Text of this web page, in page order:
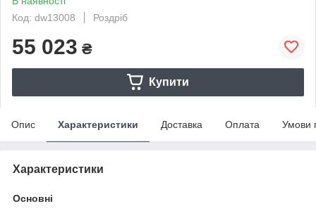
Код: dw13008
Роздріб
55 023 ₴
Купити
Опис Характеристики Доставка Оплата Умови
Характеристики
Основні